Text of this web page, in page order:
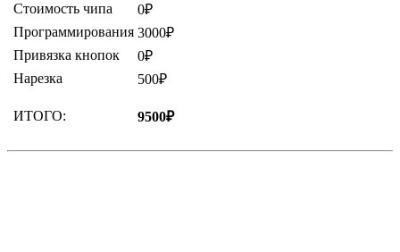
Стоимость чипа
0₽
Программирования 3000₽
Привязка кнопок
0₽
Нарезка
500₽
ИТОГО: 9500₽